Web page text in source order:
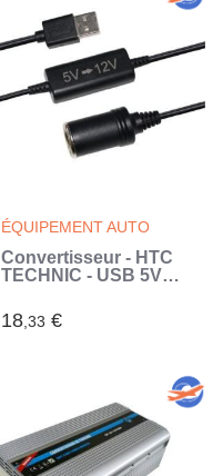
ÉQUIPEMENT AUTO
Convertisseur - HTC
TECHNIC - USB 5V
LCâble 120 cm (Noir)
18,33 €